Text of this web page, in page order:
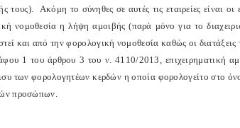
τους).
Ακόμη το σύνηθες σε αυτές τις εταιρείες είναι
νομοθεσία η λήψη αμοιβής (παρά μόνο για το
και από την φορολογική νομοθεσία καθώς οι
1 του άρθρου 3 του ν. 4110/2013, επιχειρηματική
των φορολογητέων κερδών η οποία φορολογείτο στο
προσώπων.